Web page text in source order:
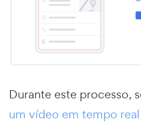
Durante este processo,
um vídeo em tempo real